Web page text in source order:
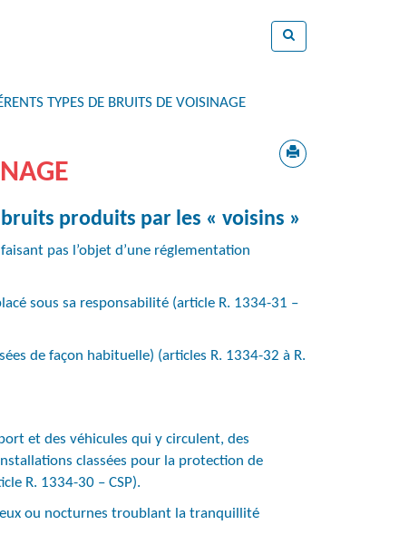
TYPES DE BRUITS DE VOISINAGE
produits par les « voisins »
pas l’objet d’une réglementation
sous sa responsabilité (article R. 1334-31 –
de façon habituelle) (articles R. 1334-32 à R.
et des véhicules qui y circulent, des
classées pour la protection de
R. 1334-30 – CSP).
ou nocturnes troublant la tranquillité